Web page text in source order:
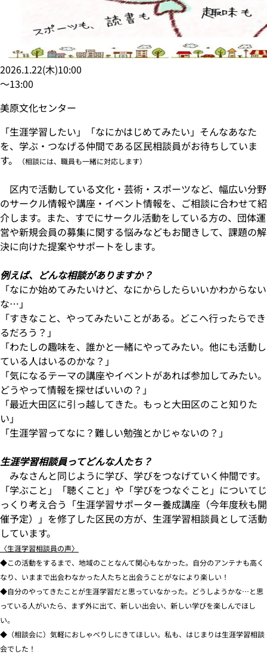
2026.1.22(木)10:00
〜13:00
美原文化センター
「生涯学習したい」「なにかはじめてみたい」そんなあなた
を、学ぶ・つなげる仲間である区民相談員がお待ちしていま
す。
（相談には、職員も一緒に対応します）
区内で活動している文化・芸術・スポーツなど、幅広い分野
のサークル情報や講座・イベント情報を、ご相談に合わせて紹
介します。また、すでにサークル活動をしている方の、団体運
営や新規会員の募集に関する悩みなどもお聞きして、課題の解
決に向けた提案やサポートをします。
例えば、どんな相談がありますか？
「なにか始めてみたいけど、なにからしたらいいかわからない
な…」
「すきなこと、やってみたいことがある。どこへ行ったらでき
るだろう？」
「わたしの趣味を、誰かと一緒にやってみたい。他にも活動し
ている人はいるのかな？」
「気になるテーマの講座やイベントがあれば参加してみたい。
どうやって情報を探せばいいの？」
「最近大田区に引っ越してきた。もっと大田区のこと知りた
い」
「生涯学習ってなに？難しい勉強とかじゃないの？」
生涯学習相談員ってどんな人たち？
みなさんと同じように学び、学びをつなげていく仲間です。
「学ぶこと」「聴くこと」や「学びをつなぐこと」についてじ
っくり考え合う「生涯学習サポーター養成講座（今年度秋も開
催予定）」を修了した区民の方が、生涯学習相談員として活動
しています。
〈生涯学習相談員の声〉
◆この活動をするまで、地域のことなんて関心もなかった。自分のアンテナも高く
なり、いままで出会わなかった人たちと出会うことがなにより楽しい！
◆自分のやってきたことが生涯学習だと思っていなかった。どうしようかな…と思
っている人がいたら、まず外に出て、新しい出会い、新しい学びを楽しんでほし
い。
◆（相談会に）気軽におしゃべりしにきてほしい。私も、はじまりは生涯学習相談
会でした！